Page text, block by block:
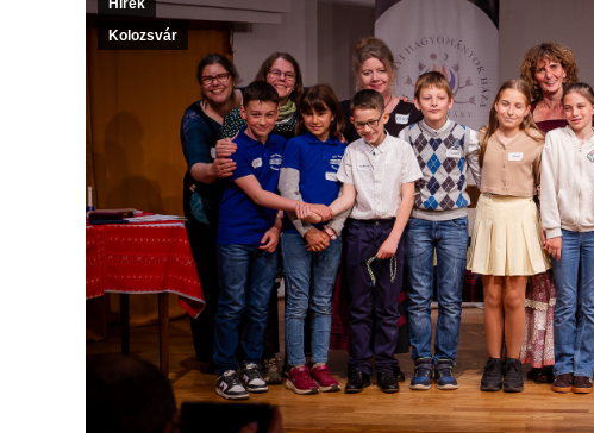
Hírek
Kolozsvár